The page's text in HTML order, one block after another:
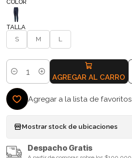
COLOR
TALLA
S M L
Cantidad AGREGAR AL CARRO
Agregar a la lista de favoritos
Mostrar stock de ubicaciones
Despacho Gratis